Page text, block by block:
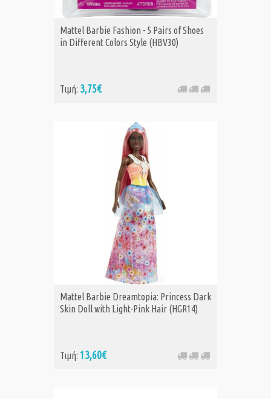
Mattel Barbie Fashion - 5 Pairs of Shoes
in Different Colors Style (HBV30)
Τιμή: 3,75€
Mattel Barbie Dreamtopia: Princess Dark
Skin Doll with Light-Pink Hair (HGR14)
Τιμή: 13,60€